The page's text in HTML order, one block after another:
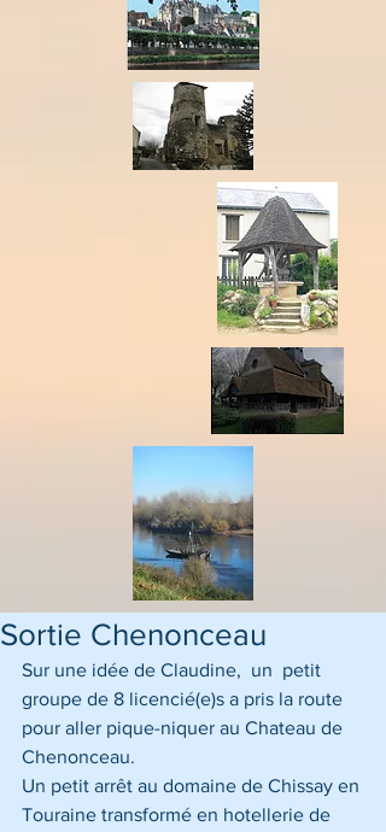
Sortie Chenonceau
Sur une idée de Claudine,  un  petit
groupe de 8 licencié(e)s a pris la route
pour aller pique-niquer au Chateau de
Chenonceau.
Un petit arrêt au domaine de Chissay en
Touraine transformé en hotellerie de